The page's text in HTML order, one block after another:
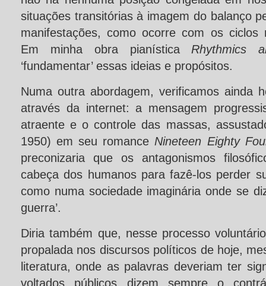
situações transitórias à imagem do balanço
manifestações, como ocorre com os ciclos
Em minha obra pianística Rhythmics
‘fundamentar’ essas ideias e propósitos.
Numa outra abordagem, verificamos ainda
através da internet: a mensagem
atraente e o controle das massas,
1950) em seu romance Nineteen Eighty
preconizaria que os antagonismos
cabeça dos humanos para fazê-los perder
como numa sociedade imaginária onde se
guerra’.
Diria também que, nesse processo
propalada nos discursos políticos de hoje,
literatura, onde as palavras deveriam ter
voltados públicos dizem sempre o